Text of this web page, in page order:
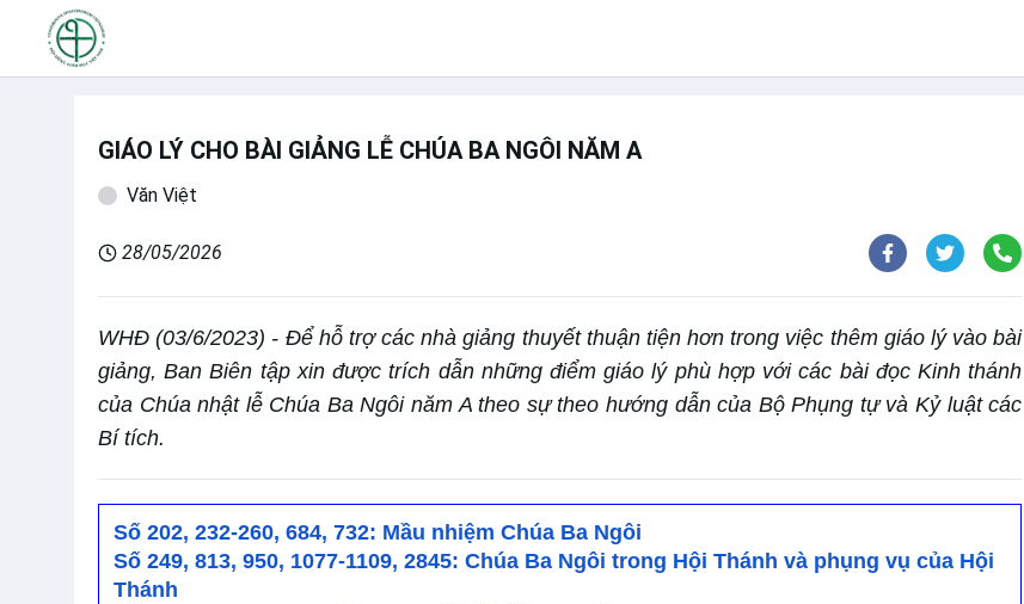
GIÁO LÝ CHO BÀI GIẢNG LỄ CHÚA BA NGÔI NĂM A
Văn Việt
28/05/2026
WHĐ (03/6/2023) - Để hỗ trợ các nhà giảng thuyết thuận tiện hơn trong việc thêm giáo lý vào bài
giảng, Ban Biên tập xin được trích dẫn những điểm giáo lý phù hợp với các bài đọc Kinh thánh
của Chúa nhật lễ Chúa Ba Ngôi năm A theo sự theo hướng dẫn của Bộ Phụng tự và Kỷ luật các
Bí tích.
Số 202, 232-260, 684, 732: Mầu nhiệm Chúa Ba Ngôi
Số 249, 813, 950, 1077-1109, 2845: Chúa Ba Ngôi trong Hội Thánh và phụng vụ của Hội
Thánh